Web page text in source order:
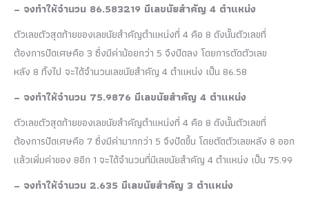
– จงทำให้จำนวน 86.583219 มีเลขนัยสำคัญ 4 ตำแหน่ง
ตัวเลขตัวสุดท้ายของเลขนัยสำคัญตำแหน่งที่ 4 คือ 8 ดังนั้นตัวเลขที่
ต้องการปัดเศษคือ 3 ซึ่งมีค่าน้อยกว่า 5 จึงปัดลง โดยการตัดตัวเลข
หลัง 8 ทิ้งไป จะได้จำนวนเลขนัยสำคัญ 4 ตำแหน่ง เป็น 86.58
– จงทำให้จำนวน 75.9876 มีเลขนัยสำคัญ 4 ตำแหน่ง
ตัวเลขตัวสุดท้ายของเลขนัยสำคัญตำแหน่งที่ 4 คือ 8 ดังนั้นตัวเลขที่
ต้องการปัดเศษคือ 7 ซึ่งมีค่ามากกว่า 5 จึงปัดขึ้น โดยตัดตัวเลขหลัง 8 ออก
แล้วเพิ่มค่าของ 8อีก 1 จะได้จำนวนที่มีเลขนัยสำคัญ 4 ตำแหน่ง เป็น 75.99
– จงทำให้จำนวน 2.635 มีเลขนัยสำคัญ 3 ตำแหน่ง